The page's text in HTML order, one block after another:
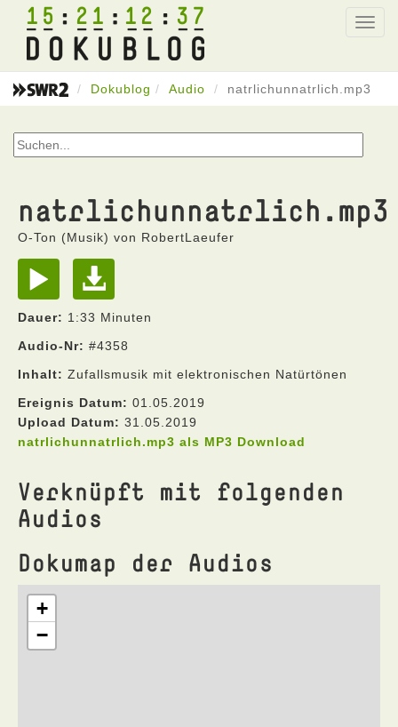
15 21 12 37
Dokublog Audio natrlichunnatrlich.mp3
natrlichunnatrlich.mp3
O-Ton (Musik) von RobertLaeufer
Dauer: 1:33 Minuten
Audio-Nr: #4358
Inhalt: Zufallsmusik mit elektronischen Natürtönen
Ereignis Datum: 01.05.2019
Upload Datum: 31.05.2019
natrlichunnatrlich.mp3 als MP3 Download
Verknüpft mit folgenden
Audios
Dokumap der Audios